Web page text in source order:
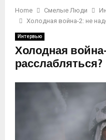
Home Смелые Люди
Холодная война-2: не
Интервью
Холодная
расслабляться?